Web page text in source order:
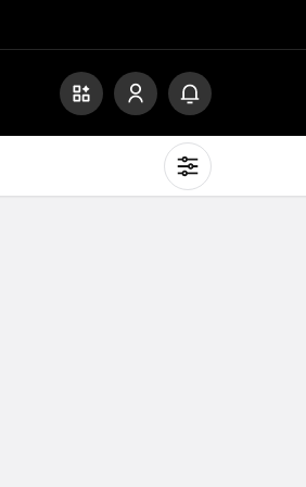
Mod
değiştir